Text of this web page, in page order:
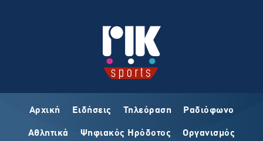
Αρχική Ειδήσεις Τηλεόραση Ραδιόφωνο
Αθλητικά Ψηφιακός Ηρόδοτος Οργανισμός